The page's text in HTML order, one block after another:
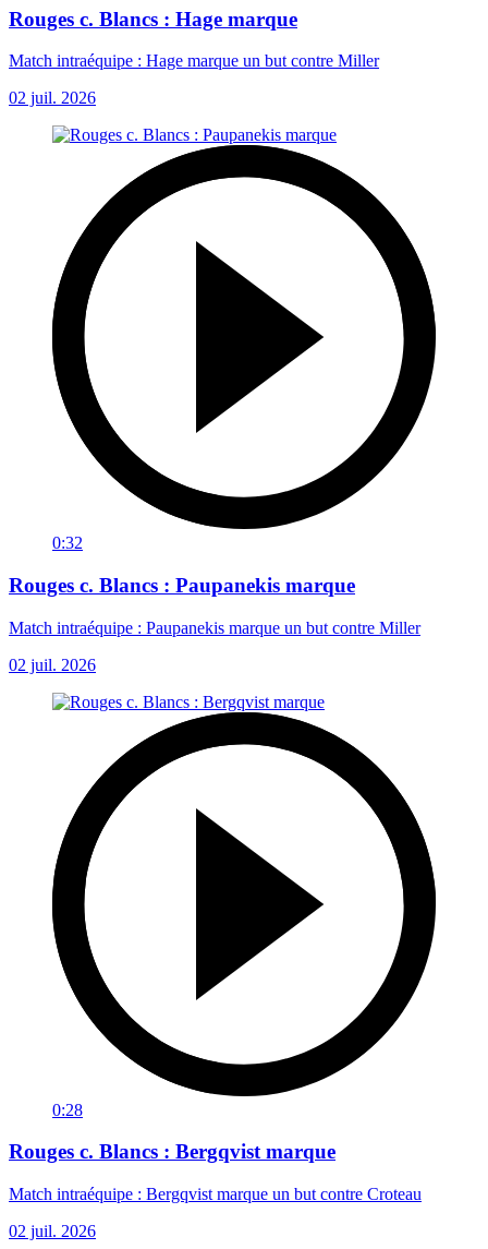
Rouges c. Blancs : Hage marque
Match intraéquipe : Hage marque un but contre Miller
02 juil. 2026
0:32
Rouges c. Blancs : Paupanekis marque
Match intraéquipe : Paupanekis marque un but contre Miller
02 juil. 2026
0:28
Rouges c. Blancs : Bergqvist marque
Match intraéquipe : Bergqvist marque un but contre Croteau
02 juil. 2026